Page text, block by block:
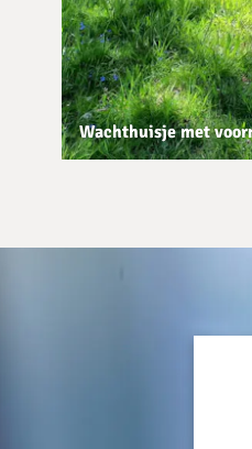
Wachthuisje met